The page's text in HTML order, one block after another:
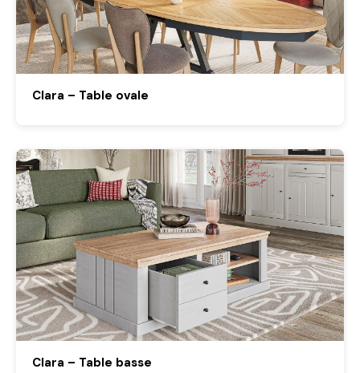
Clara – Table ovale
Clara – Table basse